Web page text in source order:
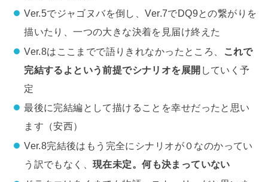
Ver.5でジャゴヌバを倒し、Ver.7でDQ9との繋がりを
描いたり、一つの大きな決着を見届け終えた
Ver.8はここまでで語りきれなかったところ、
これで
完結するよという前提でシナリオを展開 していく予
定
最後に完結編として描けることを幸せだったと思い
ます（安西）
Ver.8完結後はもう完全にシナリオが０なのかってい
う訳でもなく、現在未定。何も決まっていない